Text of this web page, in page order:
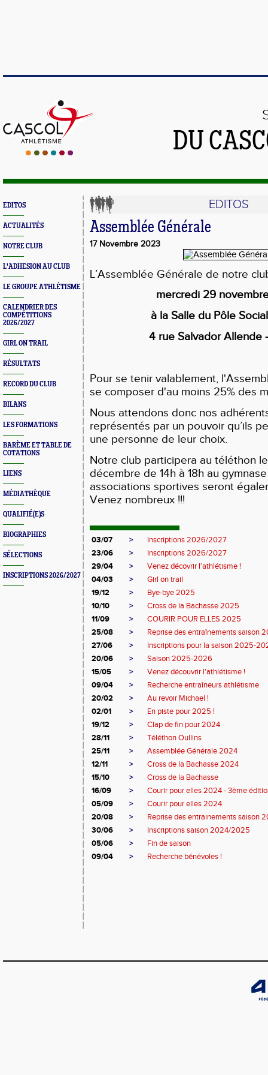
DU
EDITOS
ACTUALITÉS
NOTRE CLUB
L'ADHESION AU CLUB
LE GROUPE ATHLÉTISME
CALENDRIER DES
COMPÉTITIONS
2026/2027
GIRL ON TRAIL
RÉSULTATS
RECORD DU CLUB
BILANS
LES FORMATIONS
BARÈME ET TABLE DE
COTATIONS
LIENS
MÉDIATHÈQUE
QUALIFIÉ(E)S
BIOGRAPHIES
SÉLECTIONS
INSCRIPTIONS 2026/2027
EDITOS
Assemblée Générale
17 Novembre 2023
L’Assemblée Générale de notre
mercredi 29
à la Salle du Pôle
4 rue Salvador Allende
Pour se tenir valablement,
se composer d'au moins 25% des
Nous attendons donc nos
représentés par un pouvoir qu’ils
une personne de leur choix.
Notre club participera au téléthon
décembre de 14h à 18h au
associations sportives seront
Venez nombreux !!!
03/07 >
Inscriptions 2026/2027
23/06
>
Inscriptions 2026/2027
29/04
>
Venez décovrir l'athlétisme !
04/03
>
Girl on trail
19/12
>
Bye-bye 2025
10/10
>
Cross de la Bachasse 2025
11/09
>
COURIR POUR ELLES 2025
25/08
>
Reprise des entraînements saison
27/06
>
Inscriptions pour la saison 2025-
20/06
>
Saison 2025-2026
15/05
>
Venez découvrir l'athlétisme !
09/04
>
Recherche entraîneurs athlétisme
20/02
>
Au revoir Michael !
02/01
>
En piste pour 2025 !
19/12
>
Clap de fin pour 2024
28/11
>
Téléthon Oullins
25/11
>
Assemblée Générale 2024
12/11
>
Cross de la Bachasse 2024
15/10
>
Cross de la Bachasse
16/09
>
Courir pour elles 2024 - 3ème
05/09
>
Courir pour elles 2024
20/08
>
Reprise des entrainements saison
30/06
>
Inscriptions saison 2024/2025
05/06
>
Fin de saison
09/04
> Recherche bénévoles !